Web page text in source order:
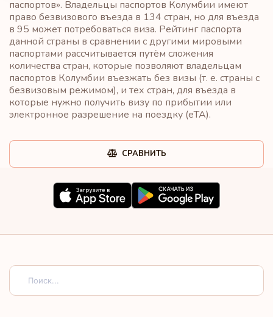
паспортов». Владельцы паспортов Колумбии имеют
право безвизового въезда в 134 стран, но для въезда
в 95 может потребоваться виза. Рейтинг паспорта
данной страны в сравнении с другими мировыми
паспортами рассчитывается путём сложения
количества стран, которые позволяют владельцам
паспортов Колумбии въезжать без визы (т. е. страны с
безвизовым режимом), и тех стран, для въезда в
которые нужно получить визу по прибытии или
электронное разрешение на поездку (eTA).
СРАВНИТЬ